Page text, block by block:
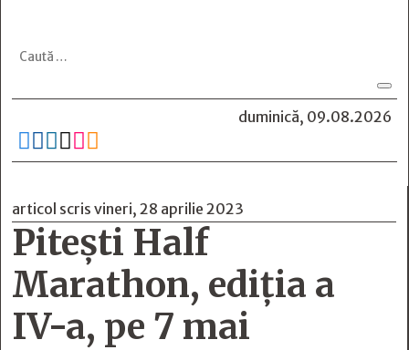
duminică, 09.08.2026
     
articol scris vineri, 28 aprilie 2023
Pitești Half
Marathon, ediția a
IV-a, pe 7 mai